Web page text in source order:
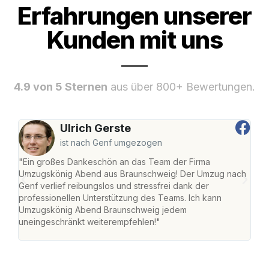
Erfahrungen unserer
Kunden mit uns
4.9 von 5 Sternen aus über 800+ Bewertungen.
Ulrich Gerste
ist nach Genf umgezogen
"Ein großes Dankeschön an das Team der Firma
Umzugskönig Abend aus Braunschweig! Der Umzug nach
Genf verlief reibungslos und stressfrei dank der
professionellen Unterstützung des Teams. Ich kann
Umzugskönig Abend Braunschweig jedem
uneingeschränkt weiterempfehlen!"